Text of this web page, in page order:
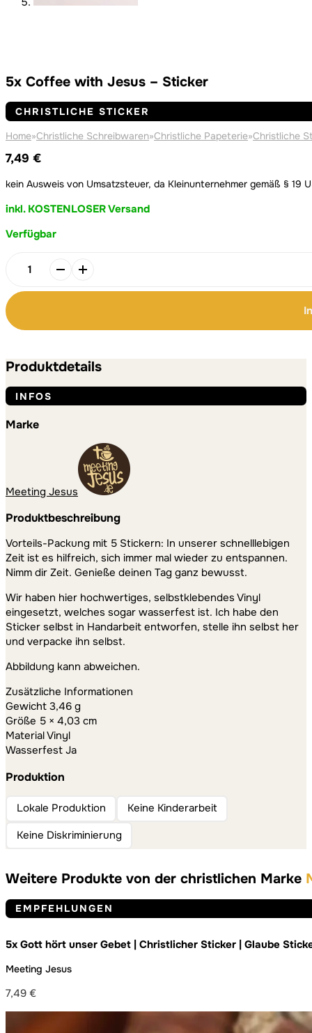
5x Coffee with Jesus – Sticker
CHRISTLICHE STICKER
Home»Christliche Schreibwaren»Christliche Papeterie»Christliche
7,49 €
kein Ausweis von Umsatzsteuer, da Kleinunternehmer gemäß § 19
inkl. KOSTENLOSER Versand
Verfügbar
Coffee
Jesus
Menge
Produktdetails
INFOS
Marke
Meeting Jesus
Produktbeschreibung
Vorteils-Packung mit 5 Stickern: In unserer schnelllebigen
Zeit ist es hilfreich, sich immer mal wieder zu entspannen.
Nimm dir Zeit. Genieße deinen Tag ganz bewusst.
Wir haben hier hochwertiges, selbstklebendes Vinyl
eingesetzt, welches sogar wasserfest ist. Ich habe den
Sticker selbst in Handarbeit entworfen, stelle ihn selbst her
und verpacke ihn selbst.
Abbildung kann abweichen.
Zusätzliche Informationen
Gewicht 3,46 g
Größe 5 × 4,03 cm
Material Vinyl
Wasserfest Ja
Produktion
Lokale Produktion
Keine Kinderarbeit
Keine Diskriminierung
Weitere Produkte von der christlichen Marke
EMPFEHLUNGEN
5x Gott hört unser Gebet | Christlicher Sticker | Glaube
Meeting Jesus
7,49 €